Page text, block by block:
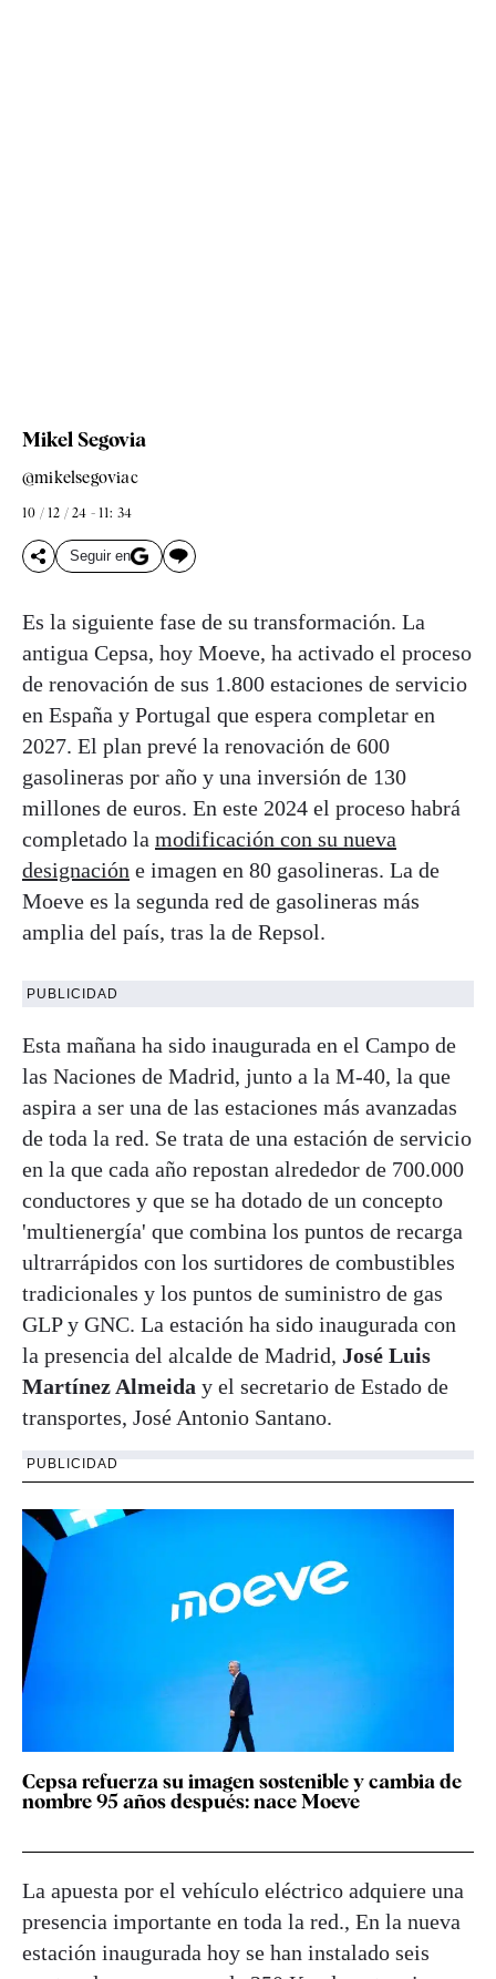
Mikel Segovia
@mikelsegoviac
10 / 12 / 24 - 11: 34
Seguir en
Es la siguiente fase de su transformación. La
antigua Cepsa, hoy Moeve, ha activado el proceso
de renovación de sus 1.800 estaciones de servicio
en España y Portugal que espera completar en
2027. El plan prevé la renovación de 600
gasolineras por año y una inversión de 130
millones de euros. En este 2024 el proceso habrá
completado la modificación con su nueva
designación e imagen en 80 gasolineras. La de
Moeve es la segunda red de gasolineras más
amplia del país, tras la de Repsol.
PUBLICIDAD
Esta mañana ha sido inaugurada en el Campo de
las Naciones de Madrid, junto a la M-40, la que
aspira a ser una de las estaciones más avanzadas
de toda la red. Se trata de una estación de servicio
en la que cada año repostan alrededor de 700.000
conductores y que se ha dotado de un concepto
'multienergía' que combina los puntos de recarga
ultrarrápidos con los surtidores de combustibles
tradicionales y los puntos de suministro de gas
GLP y GNC. La estación ha sido inaugurada con
la presencia del alcalde de Madrid, José Luis
Martínez Almeida y el secretario de Estado de
transportes, José Antonio Santano.
PUBLICIDAD
Cepsa refuerza su imagen sostenible y cambia de
nombre 95 años después: nace Moeve
La apuesta por el vehículo eléctrico adquiere una
presencia importante en toda la red., En la nueva
estación inaugurada hoy se han instalado seis